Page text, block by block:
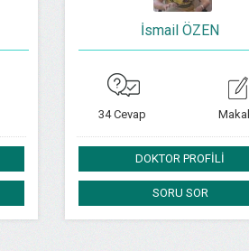
İsmail ÖZEN
34 Cevap
DOKTOR PROFİLİ
SORU SOR